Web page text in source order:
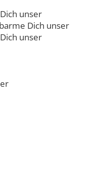
unser
Dich unser
unser